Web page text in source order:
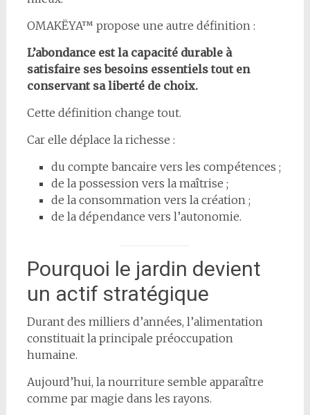
OMAKËYA™ propose une autre définition :
L’abondance est la capacité durable à
satisfaire ses besoins essentiels tout en
conservant sa liberté de choix.
Cette définition change tout.
Car elle déplace la richesse :
du compte bancaire vers les compétences ;
de la possession vers la maîtrise ;
de la consommation vers la création ;
de la dépendance vers l’autonomie.
Pourquoi le jardin devient
un actif stratégique
Durant des milliers d’années, l’alimentation
constituait la principale préoccupation
humaine.
Aujourd’hui, la nourriture semble apparaître
comme par magie dans les rayons.